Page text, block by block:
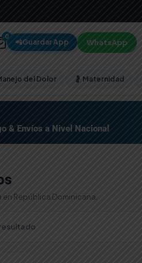
0
📲Guardar App WhatsApp
del Dolor 🤰 Maternidad
& Envíos a Nivel Nacional
República Dominicana.